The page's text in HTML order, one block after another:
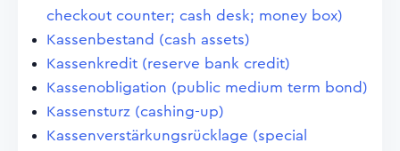
checkout counter; cash desk; money box)
Kassenbestand (cash assets)
Kassenkredit (reserve bank credit)
Kassenobligation (public medium term bond)
Kassensturz (cashing-up)
Kassenverstärkungsrücklage (special